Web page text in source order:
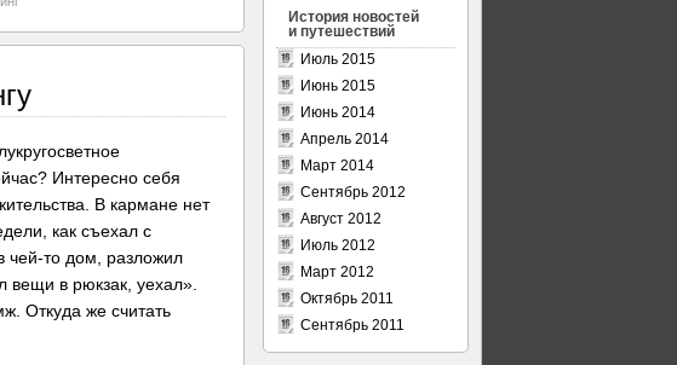
Интересно себя
В кармане нет
как съехал с
чей-то дом, разложил
в рюкзак, уехал».
Откуда же считать
История новостей
и путешествий
Июль 2015
Июнь 2015
Июнь 2014
Апрель 2014
Март 2014
Сентябрь 2012
Август 2012
Июль 2012
Март 2012
Октябрь 2011
Сентябрь 2011